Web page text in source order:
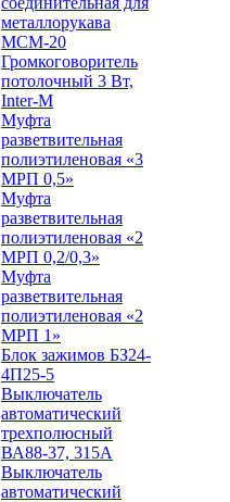
металлорукава
МСМ-20
Громкоговоритель
потолочный 3 Вт,
Inter-M
Муфта
разветвительная
полиэтиленовая «3
МРП 0,5»
Муфта
разветвительная
полиэтиленовая «2
МРП 0,2/0,3»
Муфта
разветвительная
полиэтиленовая «2
МРП 1»
Блок зажимов БЗ24-
4П25-5
Выключатель
автоматический
трехполюсный
ВА88-37, 315А
Выключатель
автоматический